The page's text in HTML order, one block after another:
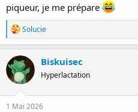
piqueur, je me prépare
R
é
a
c
t
i
o
n
s
Solucie
Biskuisec
Hyperlactation
1 Mai 2026